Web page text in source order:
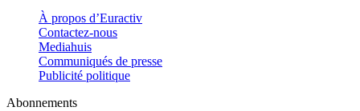
À propos d’Euractiv
Contactez-nous
Mediahuis
Communiqués de presse
Publicité politique
Abonnements